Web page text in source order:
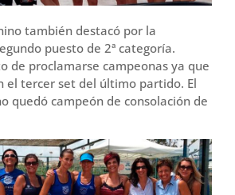
también destacó por la
puesto de 2ª categoría.
de proclamarse campeonas ya que
el tercer set del último partido. El
quedó campeón de consolación de